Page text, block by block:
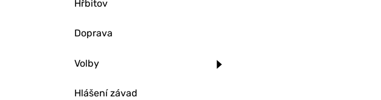
Hřbitov
Doprava
Volby
Hlášení závad